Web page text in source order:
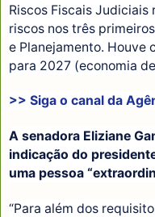
Riscos Fiscais Judiciais
riscos nos três
e Planejamento. Houve
para 2027 (economia
>> Siga o canal da
A senadora Eliziane
indicação do
uma pessoa
“Para além dos